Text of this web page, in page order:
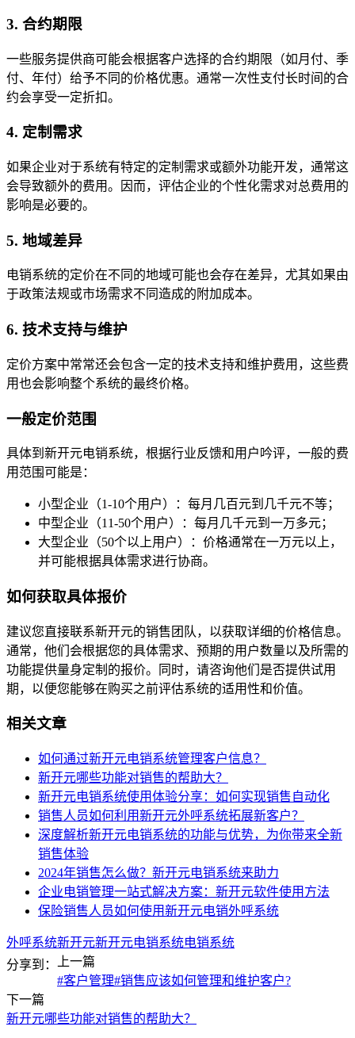
3. 合约期限
一些服务提供商可能会根据客户选择的合约期限（如月付、季
付、年付）给予不同的价格优惠。通常一次性支付长时间的合
约会享受一定折扣。
4. 定制需求
如果企业对于系统有特定的定制需求或额外功能开发，通常这
会导致额外的费用。因而，评估企业的个性化需求对总费用的
影响是必要的。
5. 地域差异
电销系统的定价在不同的地域可能也会存在差异，尤其如果由
于政策法规或市场需求不同造成的附加成本。
6. 技术支持与维护
定价方案中常常还会包含一定的技术支持和维护费用，这些费
用也会影响整个系统的最终价格。
一般定价范围
具体到新开元电销系统，根据行业反馈和用户吟评，一般的费
用范围可能是：
小型企业（1-10个用户）：每月几百元到几千元不等；
中型企业（11-50个用户）：每月几千元到一万多元；
大型企业（50个以上用户）：价格通常在一万元以上，
并可能根据具体需求进行协商。
如何获取具体报价
建议您直接联系新开元的销售团队，以获取详细的价格信息。
通常，他们会根据您的具体需求、预期的用户数量以及所需的
功能提供量身定制的报价。同时，请咨询他们是否提供试用
期，以便您能够在购买之前评估系统的适用性和价值。
相关文章
如何通过新开元电销系统管理客户信息？
新开元哪些功能对销售的帮助大？
新开元电销系统使用体验分享：如何实现销售自动化
销售人员如何利用新开元外呼系统拓展新客户？
深度解析新开元电销系统的功能与优势，为你带来全新
销售体验
2024年销售怎么做？新开元电销系统来助力
企业电销管理一站式解决方案：新开元软件使用方法
保险销售人员如何使用新开元电销外呼系统
外呼系统新开元新开元电销系统电销系统
分享到：
上一篇
#客户管理#销售应该如何管理和维护客户?
下一篇
新开元哪些功能对销售的帮助大？